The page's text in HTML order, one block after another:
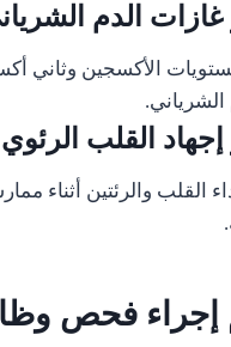
غازات الدم
الأكسجين وثاني
إجهاد القلب
القلب والرئتين أثناء
إجراء فحص